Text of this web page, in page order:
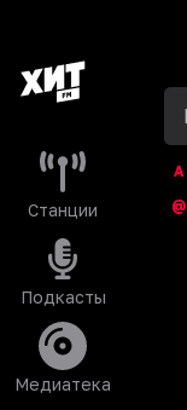
Станции
Подкасты
Медиатека
А
@